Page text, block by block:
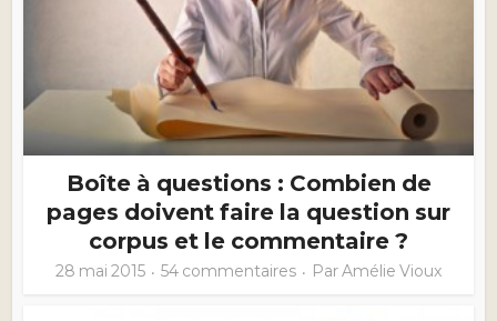
Boîte à questions : Combien de
pages doivent faire la question sur
corpus et le commentaire ?
28 mai 2015 54 commentaires ParAmélie Vioux